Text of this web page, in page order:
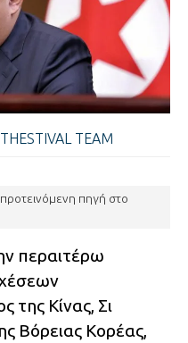
THESTIVAL TEAM
πηγή στο
περαιτέρω
της Κίνας, Σι
Βόρειας Κορέας,